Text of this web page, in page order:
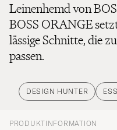
Leinenhemd von
BOSS ORANGE
lässige Schnitte, die
passen.
DESIGN HUNTER
PRODUKTINFORMATION